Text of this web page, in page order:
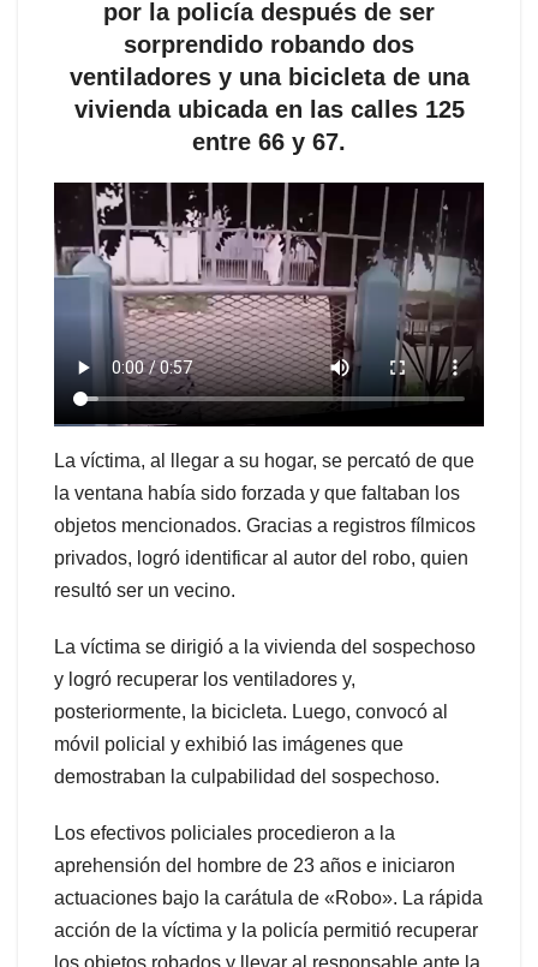
por la policía después de ser
sorprendido robando dos
ventiladores y una bicicleta de una
vivienda ubicada en las calles 125
entre 66 y 67.
La víctima, al llegar a su hogar, se percató de que
la ventana había sido forzada y que faltaban los
objetos mencionados. Gracias a registros fílmicos
privados, logró identificar al autor del robo, quien
resultó ser un vecino.
La víctima se dirigió a la vivienda del sospechoso
y logró recuperar los ventiladores y,
posteriormente, la bicicleta. Luego, convocó al
móvil policial y exhibió las imágenes que
demostraban la culpabilidad del sospechoso.
Los efectivos policiales procedieron a la
aprehensión del hombre de 23 años e iniciaron
actuaciones bajo la carátula de «Robo». La rápida
acción de la víctima y la policía permitió recuperar